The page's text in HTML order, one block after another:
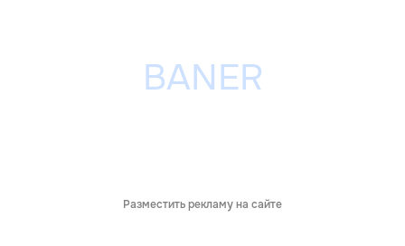
Разместить рекламу на сайте